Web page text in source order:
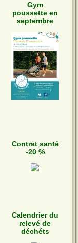
Gym
poussette en
septembre
Contrat santé
-20 %
Calendrier du
relevé de
déchéts